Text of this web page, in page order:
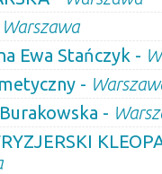
Warszawa
Ewa Stańczyk -
-
-